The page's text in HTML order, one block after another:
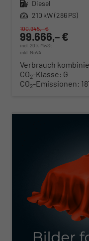
Kraftstoff Diesel
Leistung 210 kW (286 PS)
99.666,– €
incl. 20% MwSt.
inkl. NoVA
100.945,– €
Verbrauch
CO2-Klasse: G
CO2-Emissionen: